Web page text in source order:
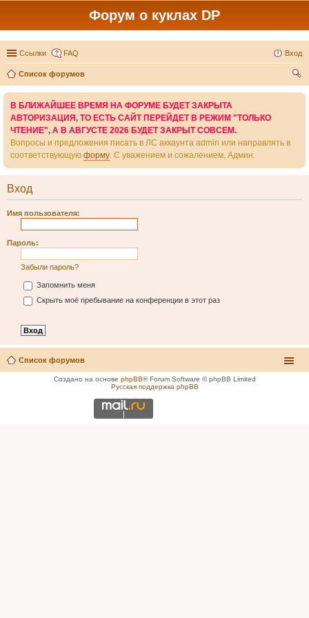
Форум о куклах DP
Ссылки FAQ Вход
Список форумов
В БЛИЖАЙШЕЕ ВРЕМЯ НА ФОРУМЕ БУДЕТ ЗАКРЫТА
АВТОРИЗАЦИЯ, ТО ЕСТЬ САЙТ ПЕРЕЙДЕТ В РЕЖИМ "ТОЛЬКО
ЧТЕНИЕ", А В АВГУСТЕ 2026 БУДЕТ ЗАКРЫТ СОВСЕМ.
Вопросы и предложения писать в ЛС аккаунта admin или направлять в
соответствующую форму. С уважением и сожалением, Админ.
Вход
Имя пользователя:
Пароль:
Забыли пароль?
Запомнить меня
Скрыть моё пребывание на конференции в этот раз
Список форумов
Создано на основе phpBB® Forum Software © phpBB Limited
Русская поддержка phpBB